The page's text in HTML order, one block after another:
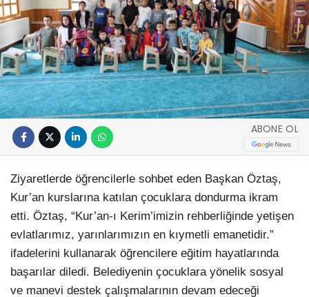
ABONE OL
Ziyaretlerde öğrencilerle sohbet eden Başkan Öztaş,
Kur’an kurslarına katılan çocuklara dondurma ikram
etti. Öztaş, “Kur’an-ı Kerim’imizin rehberliğinde yetişen
evlatlarımız, yarınlarımızın en kıymetli emanetidir.”
ifadelerini kullanarak öğrencilere eğitim hayatlarında
başarılar diledi. Belediyenin çocuklara yönelik sosyal
ve manevi destek çalışmalarının devam edeceği